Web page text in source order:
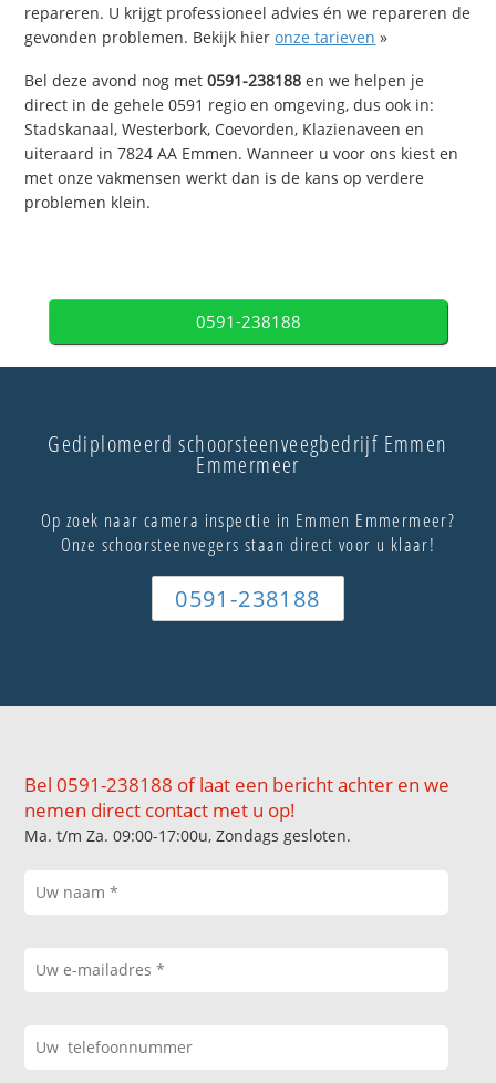
repareren. U krijgt professioneel advies én we repareren de
gevonden problemen. Bekijk hieronze tarieven »
Bel deze avond nog met0591-238188 en we helpen je
direct in de gehele 0591 regio en omgeving, dus ook in:
Stadskanaal, Westerbork, Coevorden, Klazienaveen en
uiteraard in 7824 AA Emmen. Wanneer u voor ons kiest en
met onze vakmensen werkt dan is de kans op verdere
problemen klein.
0591-238188
Gediplomeerd schoorsteenveegbedrijf Emmen
Emmermeer
Op zoek naar camera inspectie in Emmen Emmermeer?
Onze schoorsteenvegers staan direct voor u klaar!
0591-238188
Bel 0591-238188 of laat een bericht achter en we
nemen direct contact met u op!
Ma. t/m Za. 09:00-17:00u, Zondags gesloten.